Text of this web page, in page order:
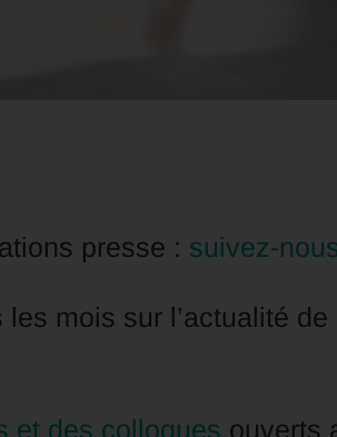
presse : suivez-
mois sur l’actualité
et des colloques ouverts